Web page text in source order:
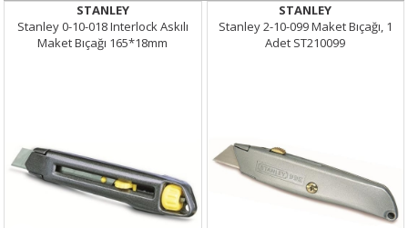
STANLEY
Stanley 0-10-018 Interlock Askılı
Maket Bıçağı 165*18mm
STANLEY
Stanley 2-10-099 Maket Bıçağı, 1
Adet ST210099